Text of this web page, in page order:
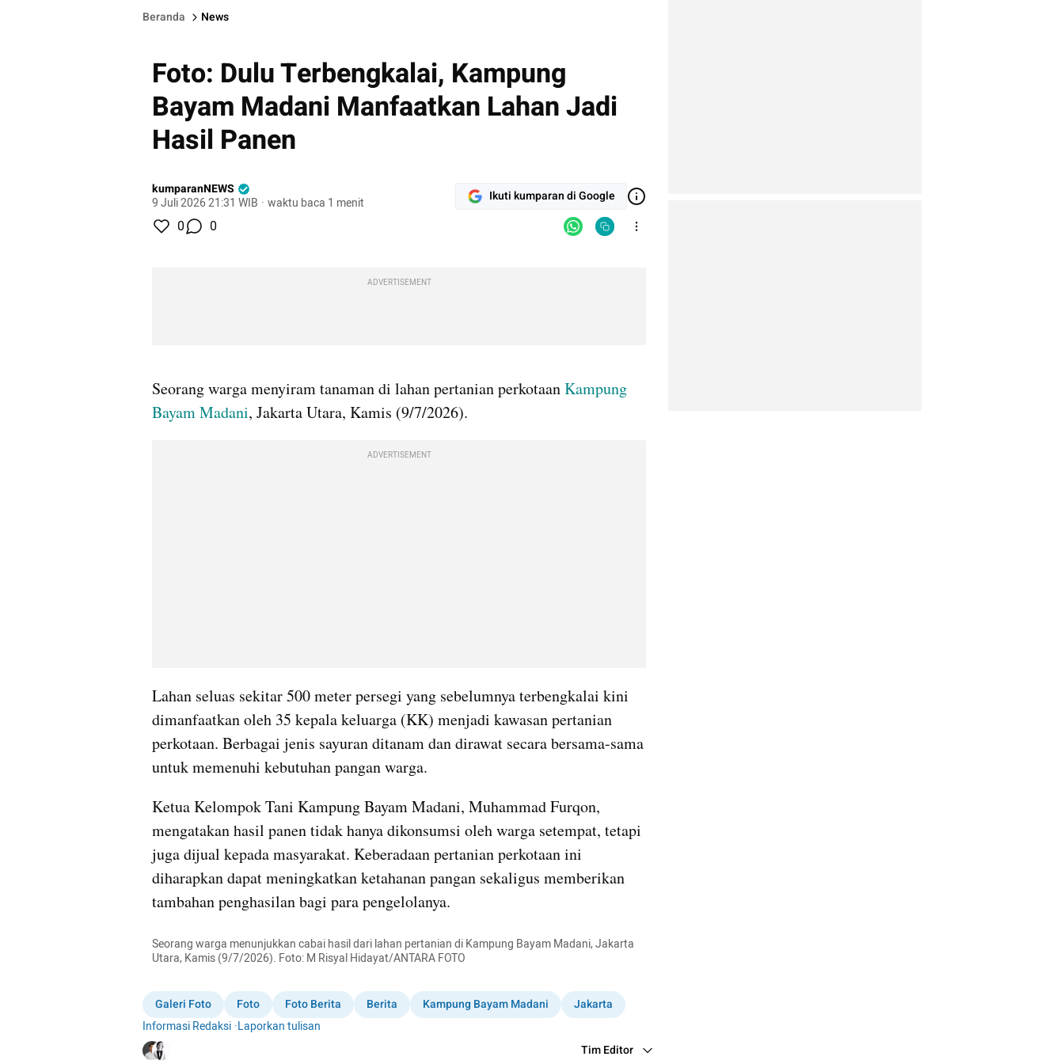
Beranda News
Foto: Dulu Terbengkalai, Kampung
Bayam Madani Manfaatkan Lahan Jadi
Hasil Panen
kumparanNEWS
9 Juli 2026 21:31 WIB · waktu baca 1 menit Ikuti kumparan di Google
0 0
ADVERTISEMENT
Seorang warga menyiram tanaman di lahan pertanian perkotaan Kampung
Bayam Madani, Jakarta Utara, Kamis (9/7/2026).
ADVERTISEMENT
Lahan seluas sekitar 500 meter persegi yang sebelumnya terbengkalai kini
dimanfaatkan oleh 35 kepala keluarga (KK) menjadi kawasan pertanian
perkotaan. Berbagai jenis sayuran ditanam dan dirawat secara bersama-sama
untuk memenuhi kebutuhan pangan warga.
Ketua Kelompok Tani Kampung Bayam Madani, Muhammad Furqon,
mengatakan hasil panen tidak hanya dikonsumsi oleh warga setempat, tetapi
juga dijual kepada masyarakat. Keberadaan pertanian perkotaan ini
diharapkan dapat meningkatkan ketahanan pangan sekaligus memberikan
tambahan penghasilan bagi para pengelolanya.
Seorang warga menunjukkan cabai hasil dari lahan pertanian di Kampung Bayam Madani, Jakarta
Utara, Kamis (9/7/2026). Foto: M Risyal Hidayat/ANTARA FOTO
Galeri Foto Foto Foto Berita Berita Kampung Bayam Madani
Jakarta
Informasi Redaksi ·Laporkan tulisan
Tim Editor